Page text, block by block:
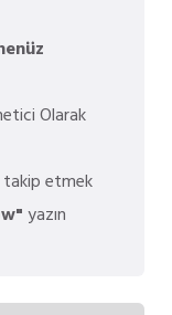
Olarak
takip etmek
yazın